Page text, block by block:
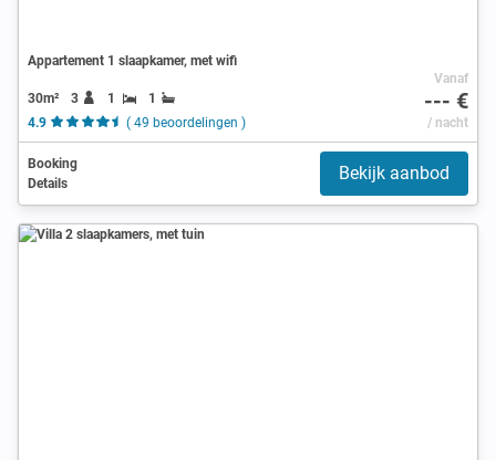
Appartement 1 slaapkamer, met wifi
30m² 3 1
1
4.9
( 49 beoordelingen )
Vanaf
--- €
/ nacht
Booking
Details
Bekijk aanbod